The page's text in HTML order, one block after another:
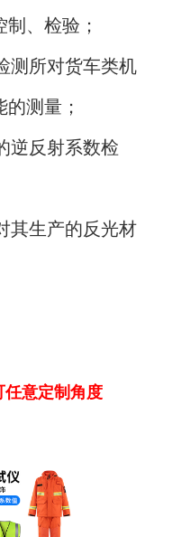
、检验；
测所对货车类机
测量；
逆反射系数检
其生产的反光材
意定制角度